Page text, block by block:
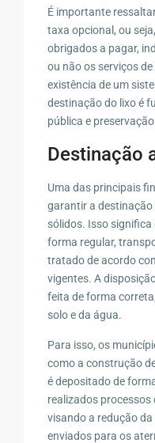
É importante
taxa opcional, ou
obrigados a pagar,
ou não os serviços
existência de um
destinação do lixo é
pública e
Destinação
Uma das principais
garantir a
sólidos. Isso significa
forma regular,
tratado de acordo
vigentes. A
feita de forma
solo e da água.
Para isso, os
como a construção
é depositado de
realizados processos
visando a redução
enviados para os